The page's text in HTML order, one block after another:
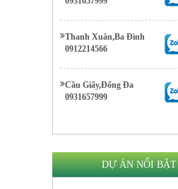
Thanh Xuân,Ba Đình
0912214566
Cầu Giấy,Đống Đa
0931657999
DỰ ÁN NỔI BẬT